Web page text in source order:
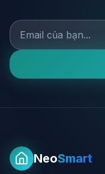
NeoSmart